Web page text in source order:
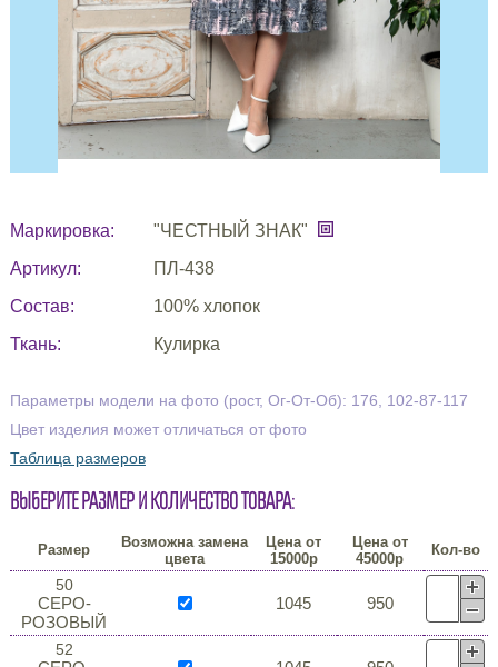
Маркировка:
"ЧЕСТНЫЙ ЗНАК"
Артикул:
ПЛ-438
Состав:
100% хлопок
Ткань:
Кулирка
Параметры модели на фото (рост, Ог-От-Об): 176, 102-87-117
Цвет изделия может отличаться от фото
Таблица размеров
Выберите размер и количество товара:
Размер
Возможна замена
цвета
Цена от
15000р
Цена от
45000р
Кол-во
50
СЕРО-
РОЗОВЫЙ
1045 950
52